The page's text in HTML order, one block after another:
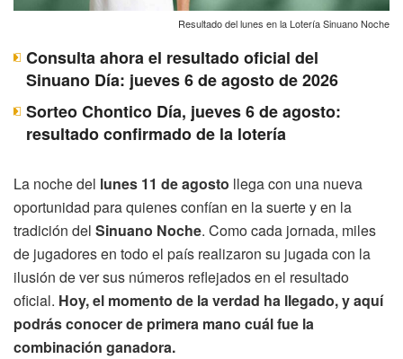
Resultado del lunes en la Lotería Sinuano Noche
Consulta ahora el resultado oficial del
Sinuano Día: jueves 6 de agosto de 2026
Sorteo Chontico Día, jueves 6 de agosto:
resultado confirmado de la lotería
La noche del lunes 11 de agosto llega con una nueva
oportunidad para quienes confían en la suerte y en la
tradición del Sinuano Noche. Como cada jornada, miles
de jugadores en todo el país realizaron su jugada con la
ilusión de ver sus números reflejados en el resultado
oficial. Hoy, el momento de la verdad ha llegado, y aquí
podrás conocer de primera mano cuál fue la
combinación ganadora.